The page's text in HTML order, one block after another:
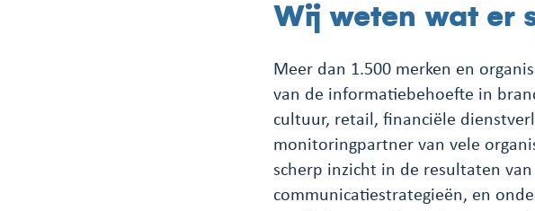
Wij weten wat er
Meer dan 1.500 merken en
van de informatiebehoefte in
cultuur, retail, financiële
monitoringpartner van vele
scherp inzicht in de resultaten
communicatiestrategieën, en